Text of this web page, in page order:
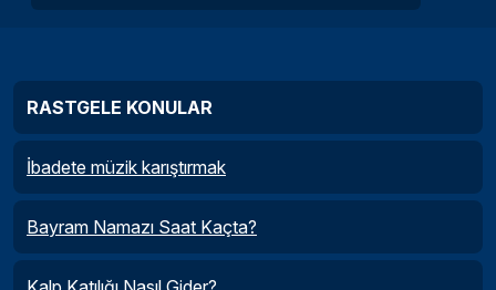
RASTGELE KONULAR
İbadete müzik karıştırmak
Bayram Namazı Saat Kaçta?